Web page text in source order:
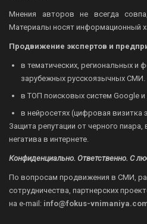
Мнения авторов не всегда
Материалы носят информационный
Продвижение экспертов и
в тематических, региональных и
зарубежных русскоязычных СМИ.
в ТОП поисковых систем Google и
в нейросетях (цифровая визитка
Защита репутации от черного пиара,
негатива в интернете.
Конфиденциально. Ответственно. С
По вопросам продвижения в СМИ,
сотрудничества, партнерских
на e-mail: info@fokus-